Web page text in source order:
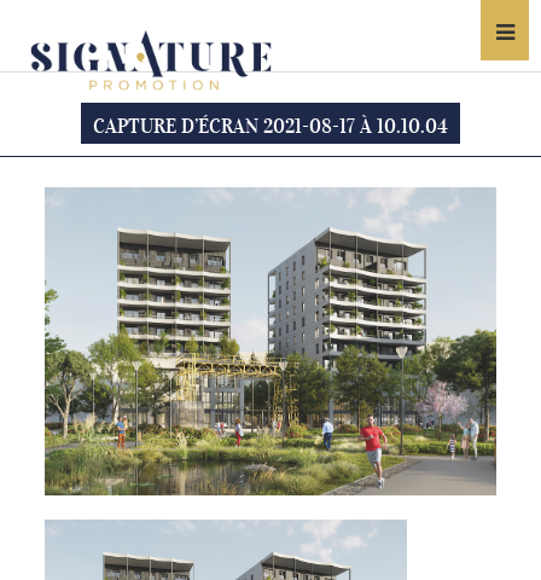
CAPTURE D’ÉCRAN 2021-08-17 À 10.10.04